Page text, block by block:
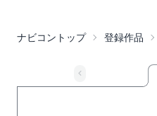
ナビコントップ 登録作品